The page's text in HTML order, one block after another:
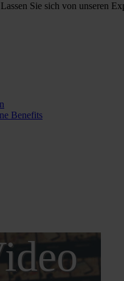
Lassen Sie sich von unseren
Benefits